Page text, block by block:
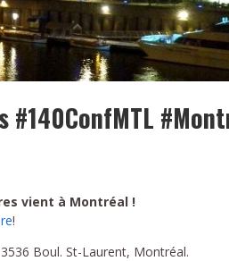
vient à Montréal !
!
Boul. St-Laurent, Montréal.